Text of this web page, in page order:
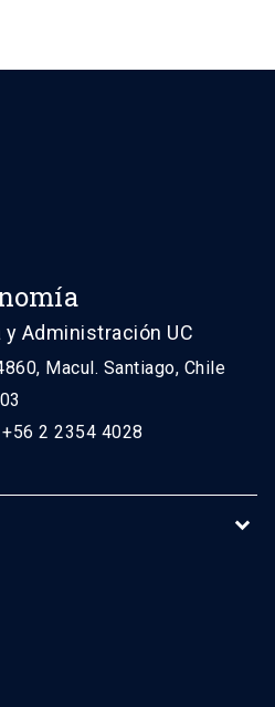
Administración UC
Macul. Santiago, Chile
2 2354 4028